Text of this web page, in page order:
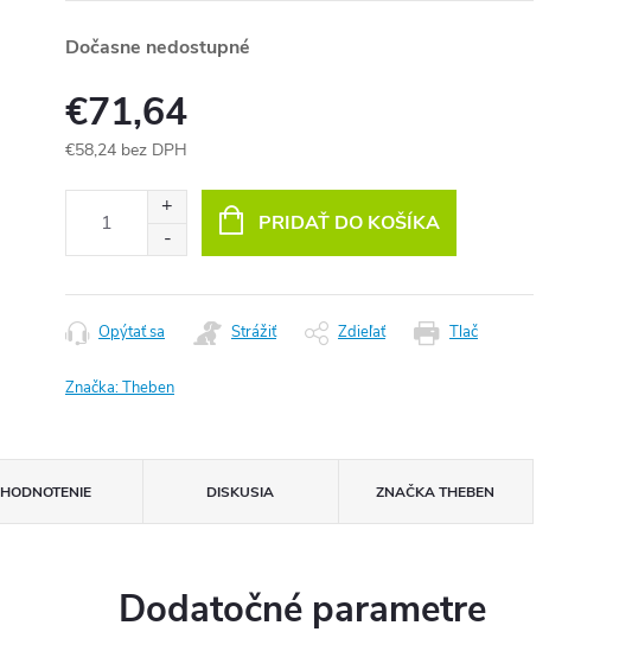
Dočasne nedostupné
€71,64
€58,24 bez DPH
PRIDAŤ DO KOŠÍKA
Tlač
Opýtať sa Strážiť Zdieľať
Značka:Theben
HODNOTENIE DISKUSIA ZNAČKATHEBEN
Dodatočné parametre